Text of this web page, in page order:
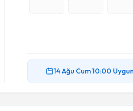
14 Ağu Cum10:00